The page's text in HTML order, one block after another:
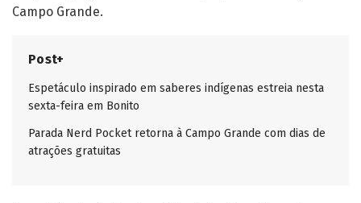
Campo Grande.
Post+
Espetáculo inspirado em saberes indígenas estreia nesta
sexta-feira em Bonito
Parada Nerd Pocket retorna à Campo Grande com dias de
atrações gratuitas